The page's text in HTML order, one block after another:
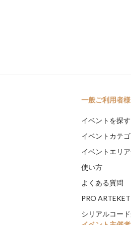
一般ご利用者様
イベントを探す
イベントカテ
イベントエリ
使い方
よくある質問
PRO
シリアルコー